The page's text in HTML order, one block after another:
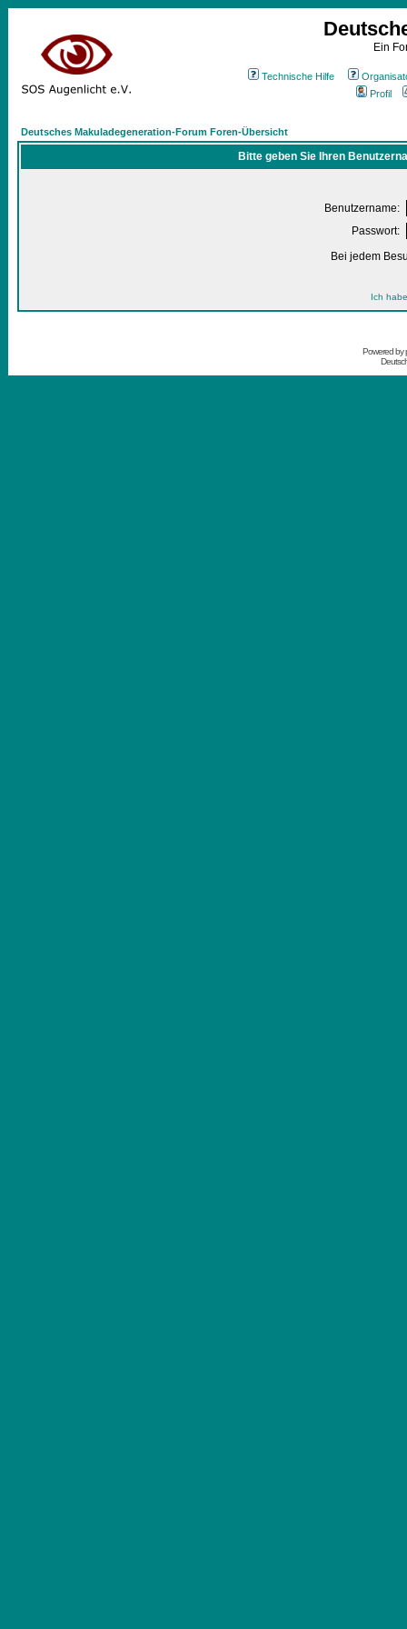
Ein
Technische Hilfe
Profil
Deutsches Makuladegeneration-Forum Foren-Übersicht
Bitte geben Sie Ihren
Benutzername:
Passwort:
Bei jedem
Ich
Powered by